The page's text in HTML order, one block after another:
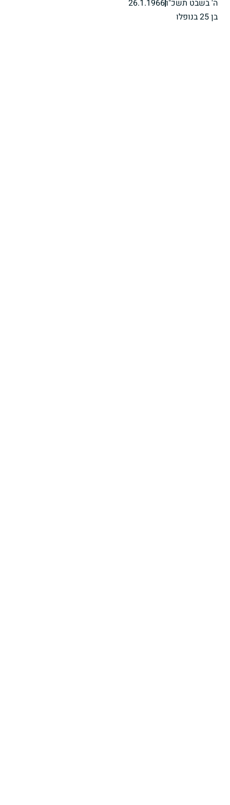
ה' בשבט תשכ"ו26.1.1966
בן 25 בנופלו